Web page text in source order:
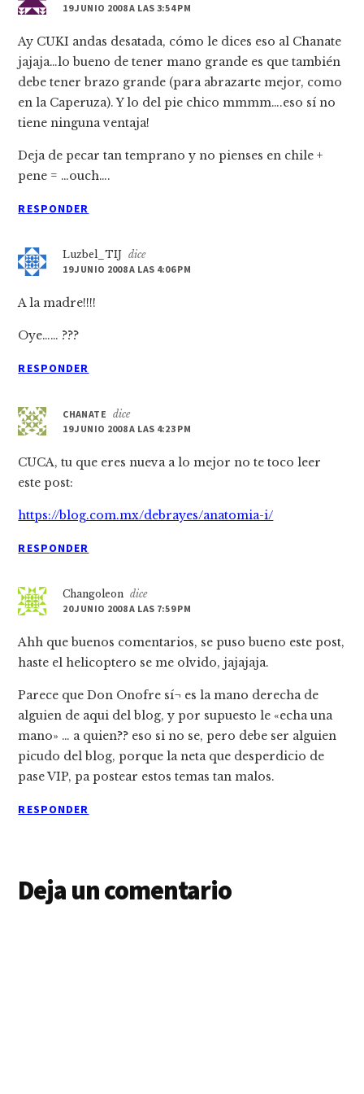
19 JUNIO 2008 A LAS 3:54 PM
Ay CUKI andas desatada, cómo le dices eso al Chanate
jajaja…lo bueno de tener mano grande es que también
debe tener brazo grande (para abrazarte mejor, como
en la Caperuza). Y lo del pie chico mmmm….eso sí­ no
tiene ninguna ventaja!
Deja de pecar tan temprano y no pienses en chile +
pene = …ouch….
RESPONDER
Luzbel_TIJ dice
19 JUNIO 2008 A LAS 4:06 PM
A la madre!!!!
Oye…… ???
RESPONDER
CHANATE dice
19 JUNIO 2008 A LAS 4:23 PM
CUCA, tu que eres nueva a lo mejor no te toco leer
este post:
https://blog.com.mx/debrayes/anatomia-i/
RESPONDER
Changoleon dice
20 JUNIO 2008 A LAS 7:59 PM
Ahh que buenos comentarios, se puso bueno este post,
haste el helicoptero se me olvido, jajajaja.
Parece que Don Onofre sí¬ es la mano derecha de
alguien de aqui del blog, y por supuesto le «echa una
mano» … a quien?? eso si no se, pero debe ser alguien
picudo del blog, porque la neta que desperdicio de
pase VIP, pa postear estos temas tan malos.
RESPONDER
Deja un comentario